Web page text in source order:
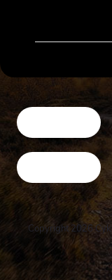
Copyright 2026